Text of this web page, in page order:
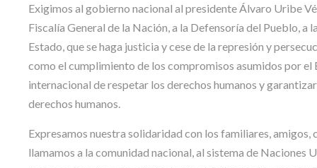
Exigimos al gobierno nacional al presidente Álvaro Uribe
Fiscalía General de la Nación, a la Defensoría del Pueblo,
Estado, que se haga justicia y cese de la represión y
como el cumplimiento de los compromisos asumidos por
internacional de respetar los derechos humanos y
derechos humanos.
Expresamos nuestra solidaridad con los familiares,
llamamos a la comunidad nacional, al sistema de Naciones